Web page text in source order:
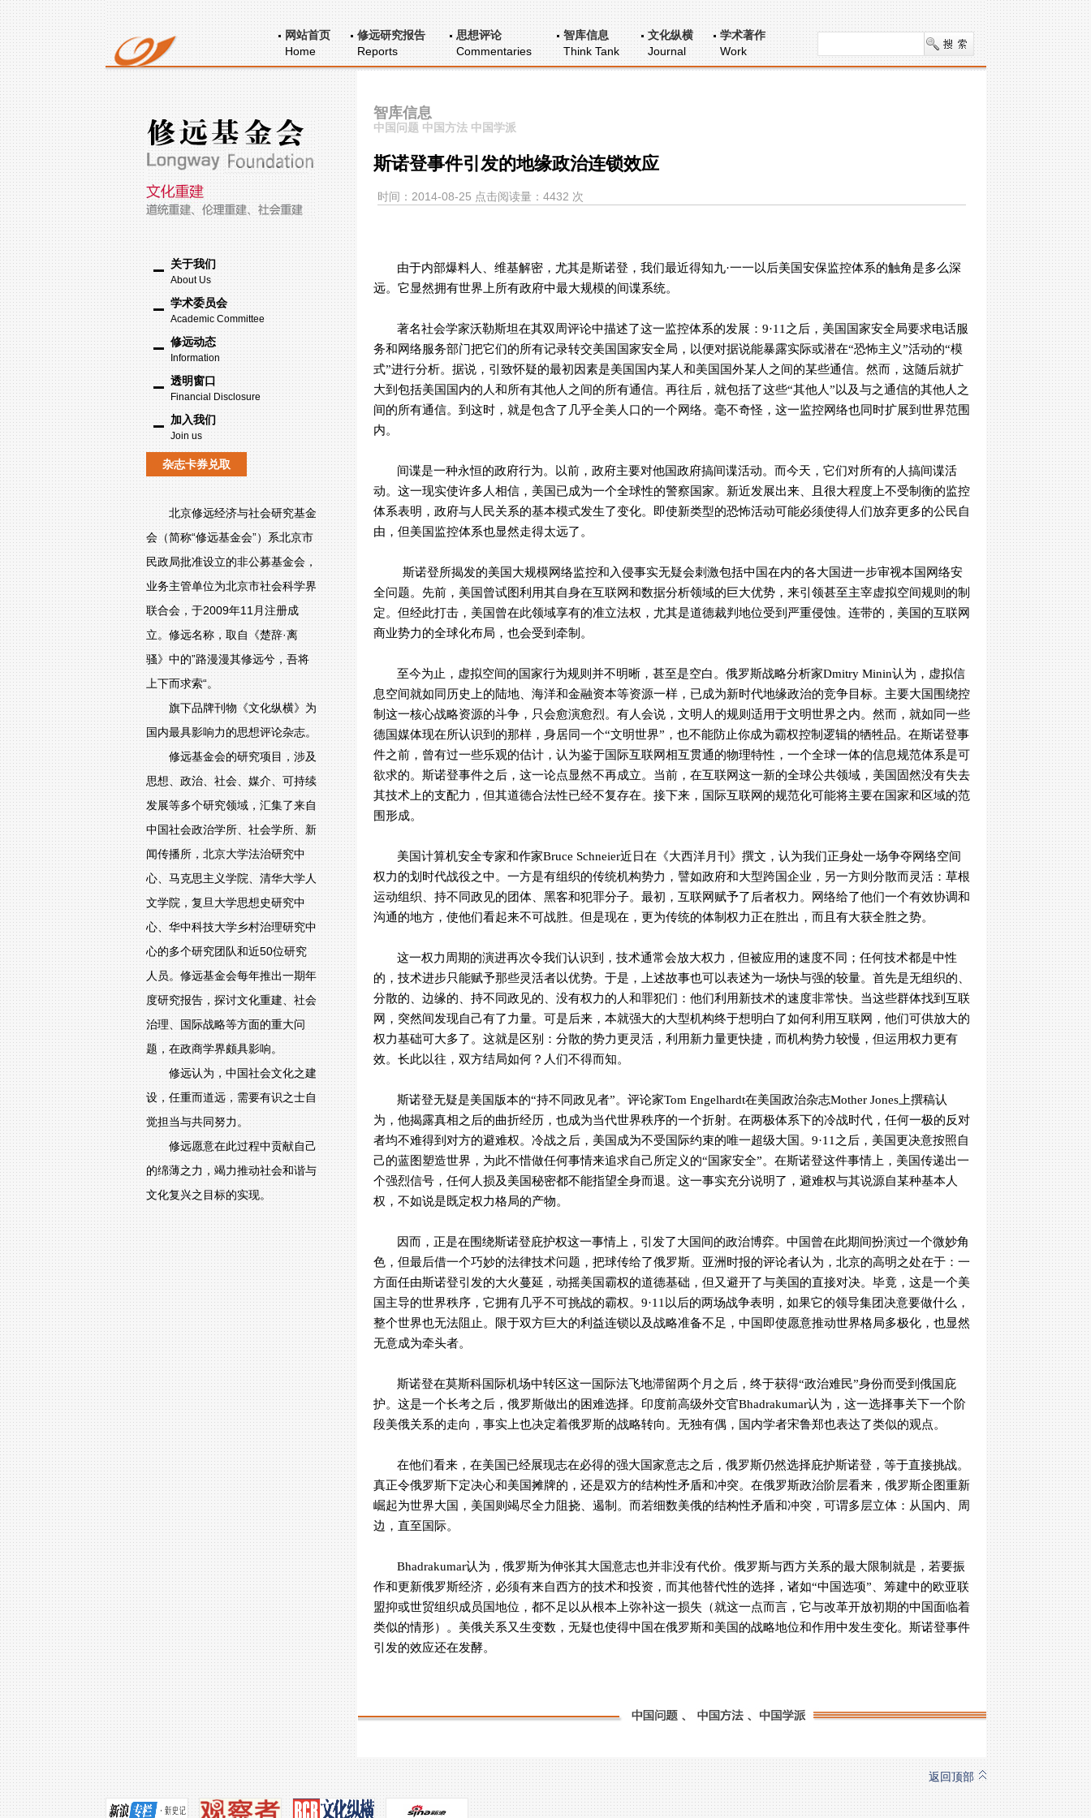
网站首页
Home
修远研究报告
Reports
思想评论
Commentaries
智库信息
Think Tank
文化纵横
Journal
学术著作
Work
关于我们
About Us
学术委员会
Academic Committee
修远动态
Information
透明窗口
Financial Disclosure
加入我们
Join us
杂志卡券兑取
北京修远经济与社会研究基金
会（简称“修远基金会”）系北京市
民政局批准设立的非公募基金会，
业务主管单位为北京市社会科学界
联合会，于2009年11月注册成
立。修远名称，取自《楚辞·离
骚》中的”路漫漫其修远兮，吾将
上下而求索“。
旗下品牌刊物《文化纵横》为
国内最具影响力的思想评论杂志。
修远基金会的研究项目，涉及
思想、政治、社会、媒介、可持续
发展等多个研究领域，汇集了来自
中国社会政治学所、社会学所、新
闻传播所，北京大学法治研究中
心、马克思主义学院、清华大学人
文学院，复旦大学思想史研究中
心、华中科技大学乡村治理研究中
心的多个研究团队和近50位研究
人员。修远基金会每年推出一期年
度研究报告，探讨文化重建、社会
治理、国际战略等方面的重大问
题，在政商学界颇具影响。
修远认为，中国社会文化之建
设，任重而道远，需要有识之士自
觉担当与共同努力。
修远愿意在此过程中贡献自己
的绵薄之力，竭力推动社会和谐与
文化复兴之目标的实现。
智库信息
中国问题 中国方法 中国学派
斯诺登事件引发的地缘政治连锁效应
时间：2014-08-25 点击阅读量：4432 次
由于内部爆料人、维基解密，尤其是斯诺登，我们最近得知九·一一以后美国安保监控体系的触角是多么深
远。它显然拥有世界上所有政府中最大规模的间谍系统。
著名社会学家沃勒斯坦在其双周评论中描述了这一监控体系的发展： 9·11 之后，美国国家安全局要求电话服
务和网络服务部门把它们的所有记录转交美国国家安全局，以便对据说能暴露实际或潜在“恐怖主义”活动的“模
式”进行分析。据说，引致怀疑的最初因素是美国国内某人和美国国外某人之间的某些通信。然而，这随后就扩
大到包括美国国内的人和所有其他人之间的所有通信。再往后，就包括了这些“其他人”以及与之通信的其他人之
间的所有通信。到这时，就是包含了几乎全美人口的一个网络。毫不奇怪，这一监控网络也同时扩展到世界范围
内。
间谍是一种永恒的政府行为。以前，政府主要对他国政府搞间谍活动。而今天，它们对所有的人搞间谍活
动。这一现实使许多人相信，美国已成为一个全球性的警察国家。新近发展出来、且很大程度上不受制衡的监控
体系表明，政府与人民关系的基本模式发生了变化。即使新类型的恐怖活动可能必须使得人们放弃更多的公民自
由，但美国监控体系也显然走得太远了。
斯诺登所揭发的美国大规模网络监控和入侵事实无疑会刺激包括中国在内的各大国进一步审视本国网络安
全问题。先前，美国曾试图利用其自身在互联网和数据分析领域的巨大优势，来引领甚至主宰虚拟空间规则的制
定。但经此打击，美国曾在此领域享有的准立法权，尤其是道德裁判地位受到严重侵蚀。连带的，美国的互联网
商业势力的全球化布局，也会受到牵制。
至今为止，虚拟空间的国家行为规则并不明晰，甚至是空白。俄罗斯战略分析家Dmitry Minin认为，虚拟信
息空间就如同历史上的陆地、海洋和金融资本等资源一样，已成为新时代地缘政治的竞争目标。主要大国围绕控
制这一核心战略资源的斗争，只会愈演愈烈。有人会说，文明人的规则适用于文明世界之内。然而，就如同一些
德国媒体现在所认识到的那样，身居同一个“文明世界”，也不能防止你成为霸权控制逻辑的牺牲品。在斯诺登事
件之前，曾有过一些乐观的估计，认为鉴于国际互联网相互贯通的物理特性，一个全球一体的信息规范体系是可
欲求的。斯诺登事件之后，这一论点显然不再成立。当前，在互联网这一新的全球公共领域，美国固然没有失去
其技术上的支配力，但其道德合法性已经不复存在。接下来，国际互联网的规范化可能将主要在国家和区域的范
围形成。
美国计算机安全专家和作家Bruce Schneier近日在《大西洋月刊》撰文，认为我们正身处一场争夺网络空间
权力的划时代战役之中。一方是有组织的传统机构势力，譬如政府和大型跨国企业，另一方则分散而灵活：草根
运动组织、持不同政见的团体、黑客和犯罪分子。最初，互联网赋予了后者权力。网络给了他们一个有效协调和
沟通的地方，使他们看起来不可战胜。但是现在，更为传统的体制权力正在胜出，而且有大获全胜之势。
这一权力周期的演进再次令我们认识到，技术通常会放大权力，但被应用的速度不同；任何技术都是中性
的，技术进步只能赋予那些灵活者以优势。于是，上述故事也可以表述为一场快与强的较量。首先是无组织的、
分散的、边缘的、持不同政见的、没有权力的人和罪犯们：他们利用新技术的速度非常快。当这些群体找到互联
网，突然间发现自己有了力量。可是后来，本就强大的大型机构终于想明白了如何利用互联网，他们可供放大的
权力基础可大多了。这就是区别：分散的势力更灵活，利用新力量更快捷，而机构势力较慢，但运用权力更有
效。长此以往，双方结局如何？人们不得而知。
斯诺登无疑是美国版本的“持不同政见者”。评论家Tom Engelhardt在美国政治杂志Mother Jones上撰稿认
为，他揭露真相之后的曲折经历，也成为当代世界秩序的一个折射。在两极体系下的冷战时代，任何一极的反对
者均不难得到对方的避难权。冷战之后，美国成为不受国际约束的唯一超级大国。 9·11 之后，美国更决意按照自
己的蓝图塑造世界，为此不惜做任何事情来追求自己所定义的“国家安全”。在斯诺登这件事情上，美国传递出一
个强烈信号，任何人损及美国秘密都不能指望全身而退。这一事实充分说明了，避难权与其说源自某种基本人
权，不如说是既定权力格局的产物。
因而，正是在围绕斯诺登庇护权这一事情上，引发了大国间的政治博弈。中国曾在此期间扮演过一个微妙角
色，但最后借一个巧妙的法律技术问题，把球传给了俄罗斯。亚洲时报的评论者认为，北京的高明之处在于：一
方面任由斯诺登引发的大火蔓延，动摇美国霸权的道德基础，但又避开了与美国的直接对决。毕竟，这是一个美
国主导的世界秩序，它拥有几乎不可挑战的霸权。 9·11 以后的两场战争表明，如果它的领导集团决意要做什么，
整个世界也无法阻止。限于双方巨大的利益连锁以及战略准备不足，中国即使愿意推动世界格局多极化，也显然
无意成为牵头者。
斯诺登在莫斯科国际机场中转区这一国际法飞地滞留两个月之后，终于获得“政治难民”身份而受到俄国庇
护。这是一个长考之后，俄罗斯做出的困难选择。印度前高级外交官Bhadrakumar认为，这一选择事关下一个阶
段美俄关系的走向，事实上也决定着俄罗斯的战略转向。无独有偶，国内学者宋鲁郑也表达了类似的观点。
在他们看来，在美国已经展现志在必得的强大国家意志之后，俄罗斯仍然选择庇护斯诺登，等于直接挑战。
真正令俄罗斯下定决心和美国摊牌的，还是双方的结构性矛盾和冲突。在俄罗斯政治阶层看来，俄罗斯企图重新
崛起为世界大国，美国则竭尽全力阻挠、遏制。而若细数美俄的结构性矛盾和冲突，可谓多层立体：从国内、周
边，直至国际。
Bhadrakumar认为，俄罗斯为伸张其大国意志也并非没有代价。俄罗斯与西方关系的最大限制就是，若要振
作和更新俄罗斯经济，必须有来自西方的技术和投资，而其他替代性的选择，诸如“中国选项”、筹建中的欧亚联
盟抑或世贸组织成员国地位，都不足以从根本上弥补这一损失（就这一点而言，它与改革开放初期的中国面临着
类似的情形）。美俄关系又生变数，无疑也使得中国在俄罗斯和美国的战略地位和作用中发生变化。斯诺登事件
引发的效应还在发酵。
返回顶部